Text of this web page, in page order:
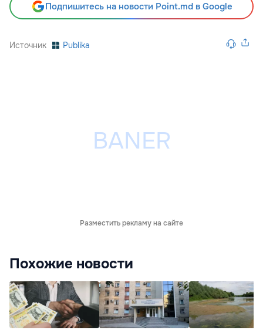
Подпишитесь на новости Point.md в Google
Источник Publika
Разместить рекламу на сайте
Похожие новости